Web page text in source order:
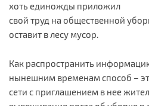
хоть единожды приложил
свой труд на общественной
оставит в лесу мусор.
Как распространить
нынешним временам способ –
сети с приглашением в нее